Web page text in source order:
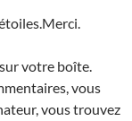
votre boîte.
vous
vous trouvez